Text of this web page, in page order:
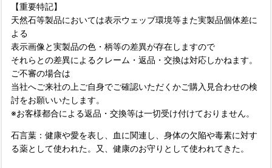
【重要特記】
天然石等製品においては表示ウェッブ環境等また実製品個体差に
よる
表示画像と実製品の色・柄等の差異が存在しますので
それらとの差異によるクレーム・返品・交換は対応しかねます。
ご不審の場合は
当社へご来社の上ご自身でご確認いただくかご購入見合わせの検
討をお願いいたします。
※お客様都合による返品・交換等は一切受け付けておりません。
石言葉：健康や愛を表し、血に関連し、身体の欠陥や毒素に対す
る薬として使われた。又、健康のお守りとして使われてきた。